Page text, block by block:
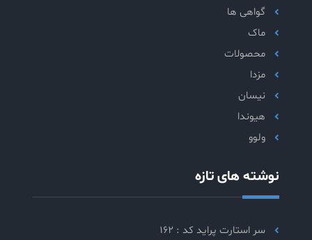
گواهی ها
ماک
محصولات
مزدا
نیسان
هیوندا
ولوو
نوشته های تازه
سر استارت پراید کد : 162